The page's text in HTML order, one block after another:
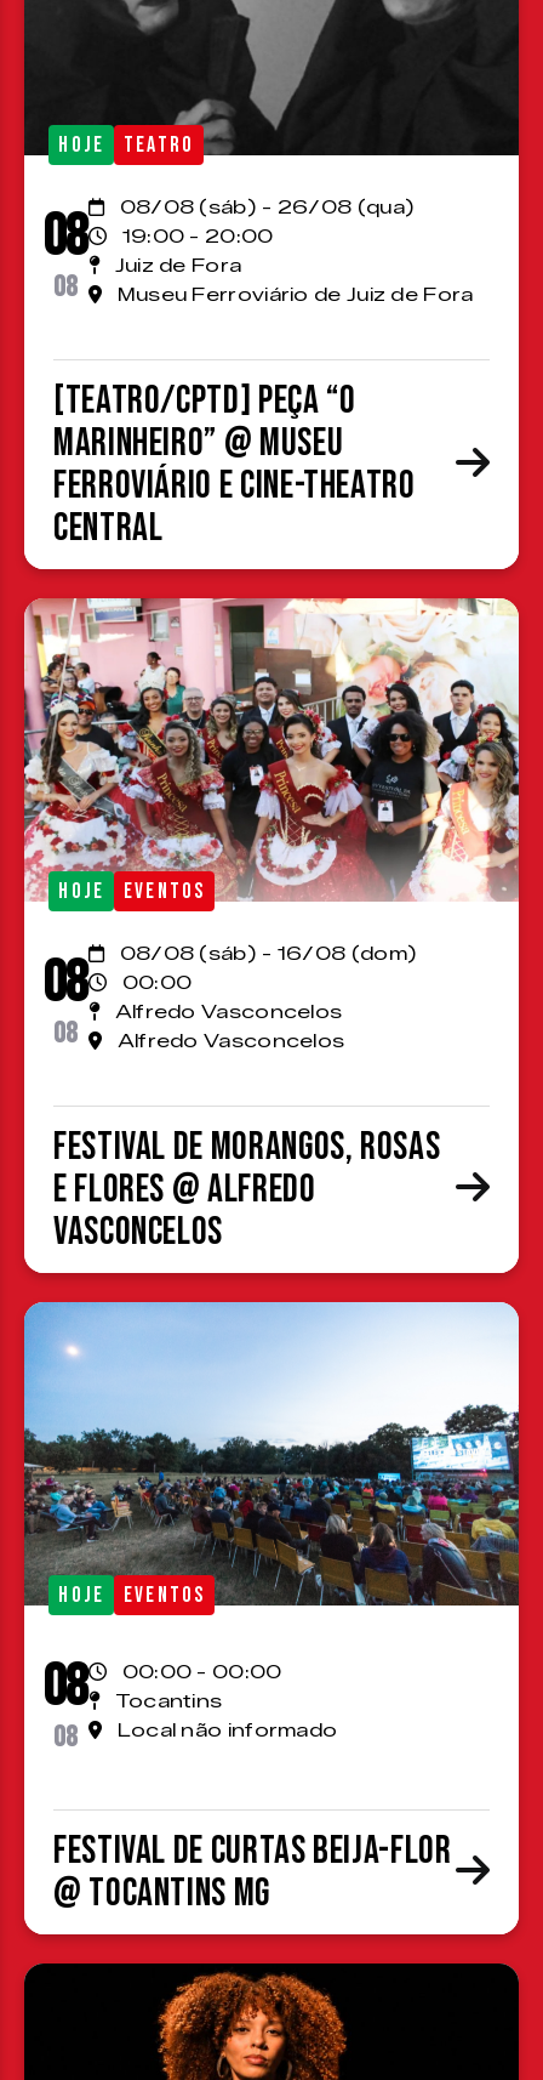
HOJE TEATRO
08
08
08/08 (sáb) - 26/08 (qua)
19:00 - 20:00
Juiz de Fora
Museu Ferroviário de Juiz de Fora
[TEATRO/CPTD] Peça “O
Marinheiro” @ Museu
Ferroviário e Cine-Theatro
Central
HOJE EVENTOS
08
08
08/08 (sáb) - 16/08 (dom)
00:00
Alfredo Vasconcelos
Alfredo Vasconcelos
Festival de Morangos, Rosas
e Flores @ Alfredo
Vasconcelos
HOJE EVENTOS
08
08
00:00 - 00:00
Tocantins
Local não informado
Festival de Curtas Beija-Flor
@ Tocantins MG